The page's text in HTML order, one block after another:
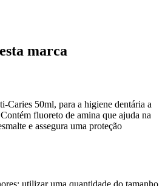
marca
Caries 50ml, para a higiene dentária a
fluoreto de amina que ajuda na
e assegura uma proteção
utilizar uma quantidade do tamanho